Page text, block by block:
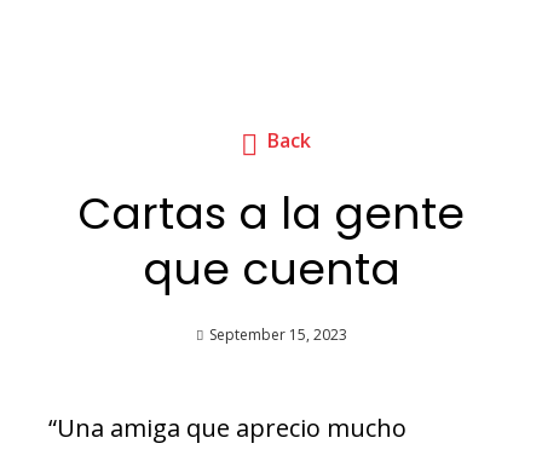
Back
Cartas a la gente
que cuenta
September 15, 2023
“Una amiga que aprecio mucho